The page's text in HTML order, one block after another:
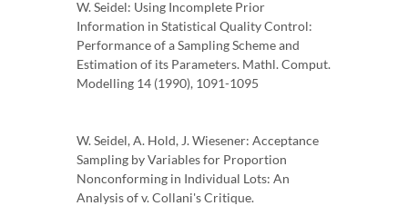
W. Seidel: Using Incomplete Prior
Information in Statistical Quality Control:
Performance of a Sampling Scheme and
Estimation of its Parameters. Mathl. Comput.
Modelling 14 (1990), 1091-1095
W. Seidel, A. Hold, J. Wiesener: Acceptance
Sampling by Variables for Proportion
Nonconforming in Individual Lots: An
Analysis of v. Collani's Critique.